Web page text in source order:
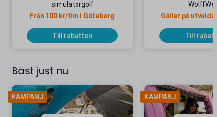
simulatorgolf
Från 100 kr/tim i Göteborg
Till rabatten
Gäller på
Till
Bäst just nu
KAMPANJ KAMPANJ